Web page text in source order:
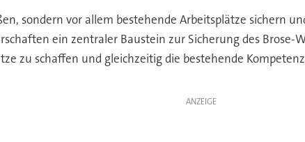
sondern vor allem bestehende Arbeitsplätze sichern
ein zentraler Baustein zur Sicherung des Brose-
zu schaffen und gleichzeitig die bestehende
ANZEIGE